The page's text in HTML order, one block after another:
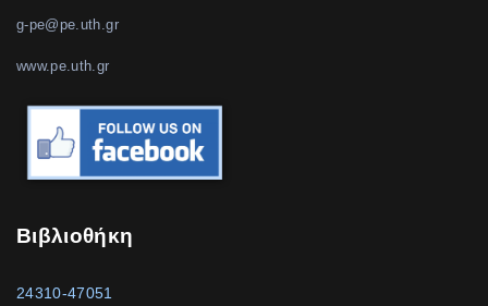
g-pe@pe.uth.gr
www.pe.uth.gr
Βιβλιοθήκη
24310-47051